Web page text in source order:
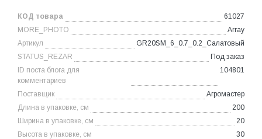
КОД товара
61027
MORE_PHOTO
Array
Артикул
GR20SM_6_0.7_0.2_Салатовый
STATUS_REZAR
Под заказ
ID поста блога для
комментариев
104801
Поставщик
Агромастер
Длина в упаковке, см
200
Ширина в упаковке, см
20
Высота в упаковке, см
30